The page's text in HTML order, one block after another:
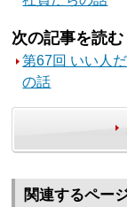
次の記事を読む
第67回 いい人
の話
関連するペー